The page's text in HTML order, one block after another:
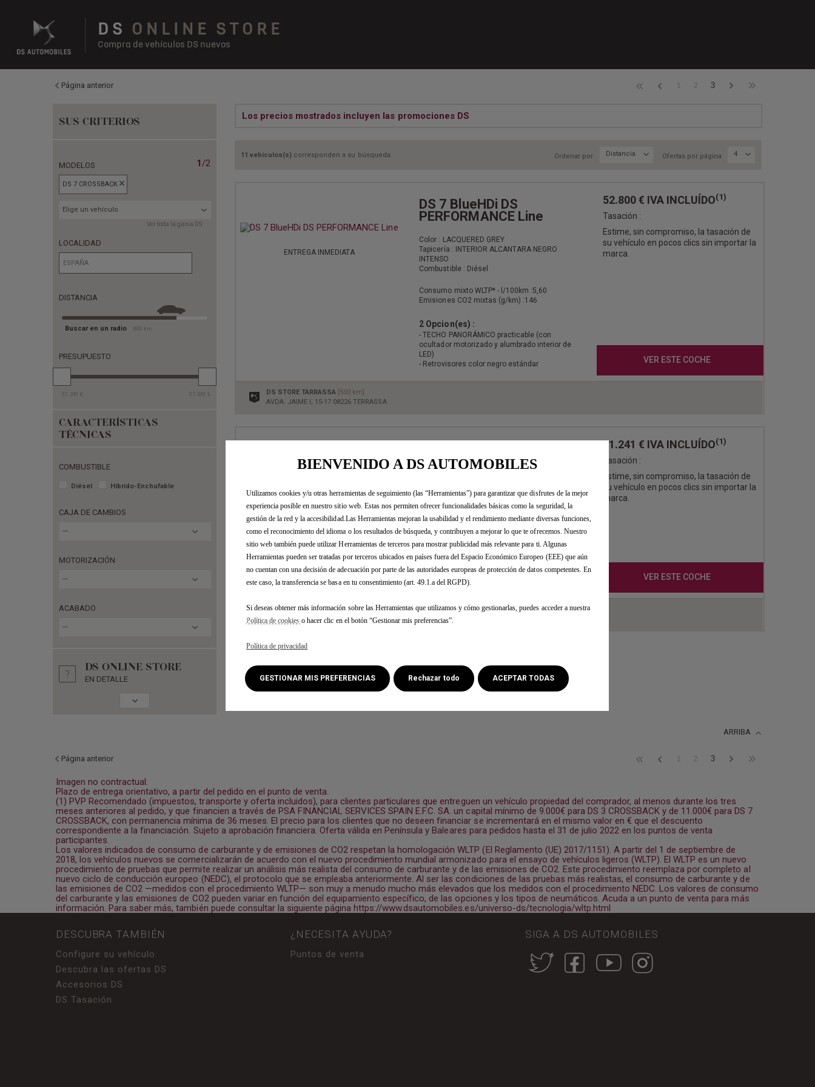
DS ONLINE STORE
Compra de vehículos DS nuevos
Página anterior 1 2 3
SUS CRITERIOS
MODELOS 1/2
DS 7 CROSSBACK
Elige un vehículo
Ver toda la gama DS
LOCALIDAD
DISTANCIA
Buscar en un radio km
PRESUPUESTO
51.241 € 57.601 €
CARACTERÍSTICAS
TÉCNICAS
COMBUSTIBLE
Diésel Híbrido-Enchufable
CAJA DE CAMBIOS
---
MOTORIZACIÓN
---
ACABADO
---
DS ONLINE STORE
EN DETALLE
Los precios mostrados incluyen las promociones DS
11 vehiculos(s) corresponden a su búsqueda Ordenar por Distancia Ofertas por página 4
ENTREGA INMEDIATA
DS 7 BlueHDi DS
PERFORMANCE Line
Color : LACQUERED GREY
Tapicería : INTERIOR ALCANTARA NEGRO
INTENSO
Combustible : Diésel
Consumo mixto WLTP* - l/100km :5,60
Emisiones CO2 mixtas (g/km) :146
2 Opcion(es) :
- TECHO PANORÁMICO practicable (con
ocultador motorizado y alumbrado interior de
LED)
- Retrovisores color negro estándar
52.800 € IVA INCLUÍDO(1)
Tasación :
Estime, sin compromiso, la tasación de
su vehículo en pocos clics sin importar la
marca.
VER ESTE COCHE
DS STORE TARRASSA [500 km]
AVDA. JAIME I, 15-17 08226 TERRASSA
ENTREGA INMEDIATA
PERFORMANCE Line
Tapicería : INTERIOR ALCANTARA NEGRO
INTENSO
Consumo mixto WLTP* - l/100km :5,50
Emisiones CO2 mixtas (g/km) :145
1 Opcion(es) :
- Retrovisores color negro estándar
51.241 € IVA INCLUÍDO(1)
Tasación :
Estime, sin compromiso, la tasación de
su vehículo en pocos clics sin importar la
marca.
VER ESTE COCHE
DS STORE BADALONA [516 km]
L'ACER, 44 - (P.I.LES GUIXERES) 08915 BADALONA
ARRIBA
Página anterior 1 2 3
Imagen no contractual.
Plazo de entrega orientativo, a partir del pedido en el punto de venta.
(1) PVP Recomendado (impuestos, transporte y oferta incluidos), para clientes particulares que entreguen un vehículo propiedad del comprador, al menos durante los tres
meses anteriores al pedido, y que financien a través de PSA FINANCIAL SERVICES SPAIN E.F.C. SA. un capital mínimo de 9.000€ para DS 3 CROSSBACK y de 11.000€ para DS 7
CROSSBACK, con permanencia mínima de 36 meses. El precio para los clientes que no deseen financiar se incrementará en el mismo valor en € que el descuento
correspondiente a la financiación. Sujeto a aprobación financiera. Oferta válida en Península y Baleares para pedidos hasta el 31 de julio 2022 en los puntos de venta
participantes.
Los valores indicados de consumo de carburante y de emisiones de CO2 respetan la homologación WLTP (El Reglamento (UE) 2017/1151). A partir del 1 de septiembre de
2018, los vehículos nuevos se comercializarán de acuerdo con el nuevo procedimiento mundial armonizado para el ensayo de vehículos ligeros (WLTP). El WLTP es un nuevo
procedimiento de pruebas que permite realizar un análisis más realista del consumo de carburante y de las emisiones de CO2. Este procedimiento reemplaza por completo al
nuevo ciclo de conducción europeo (NEDC), el protocolo que se empleaba anteriormente. Al ser las condiciones de las pruebas más realistas, el consumo de carburante y de
las emisiones de CO2 —medidos con el procedimiento WLTP— son muy a menudo mucho más elevados que los medidos con el procedimiento NEDC. Los valores de consumo
del carburante y las emisiones de CO2 pueden variar en función del equipamiento específico, de las opciones y los tipos de neumáticos. Acuda a un punto de venta para más
información. Para saber más, también puede consultar la siguiente páginahttps://www.dsautomobiles.es/universo-ds/tecnologia/wltp.html
DESCUBRA TAMBIÉN
Configure su vehículo
Descubra las ofertas DS
Accesorios DS
DS Tasación
¿NECESITA AYUDA?
Puntos de venta
SIGA A DS AUTOMOBILES
BIENVENIDO A DS AUTOMOBILES
Utilizamos cookies y/u otras herramientas de seguimiento (las “Herramientas”) para garantizar que disfrutes de la mejor
experiencia posible en nuestro sitio web. Estas nos permiten ofrecer funcionalidades básicas como la seguridad, la
gestión de la red y la accesibilidad.Las Herramientas mejoran la usabilidad y el rendimiento mediante diversas funciones,
como el reconocimiento del idioma o los resultados de búsqueda, y contribuyen a mejorar lo que te ofrecemos. Nuestro
sitio web también puede utilizar Herramientas de terceros para mostrar publicidad más relevante para ti. Algunas
Herramientas pueden ser tratadas por terceros ubicados en países fuera del Espacio Económico Europeo (EEE) que aún
no cuentan con una decisión de adecuación por parte de las autoridades europeas de protección de datos competentes. En
este caso, la transferencia se basa en tu consentimiento (art. 49.1.a del RGPD).
Si deseas obtener más información sobre las Herramientas que utilizamos y cómo gestionarlas, puedes acceder a nuestra
Política de cookies o hacer clic en el botón “Gestionar mis preferencias”.
Política de privacidad
GESTIONAR MIS PREFERENCIAS ACEPTAR TODAS
Rechazar todo